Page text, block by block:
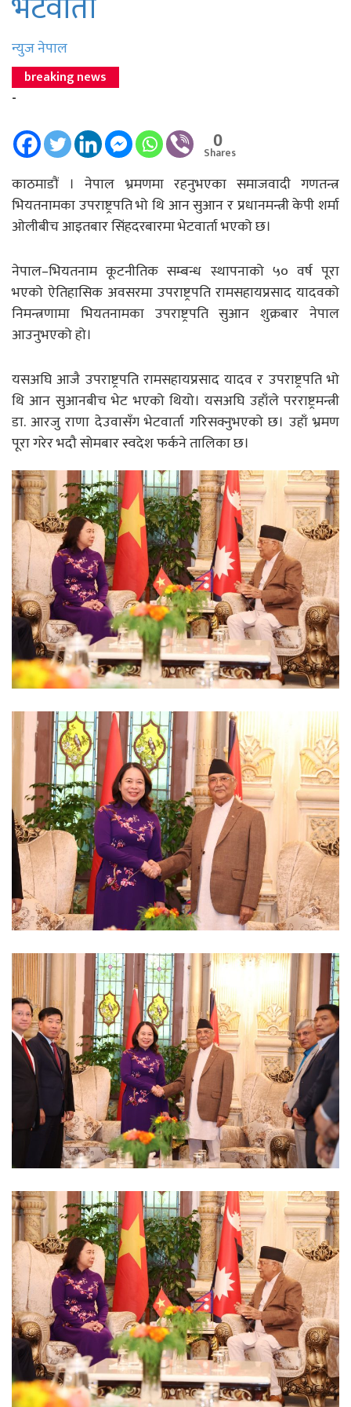
न्युज नेपाल
breaking news
-
0
Shares
काठमाडाैं । नेपाल भ्रमणमा रहनुभएका समाजवादी गणतन्त्र
भियतनामका उपराष्ट्रपति भो थि आन सुआन र प्रधानमन्त्री केपी शर्मा
ओलीबीच आइतबार सिंहदरबारमा भेटवार्ता भएको छ।
नेपाल–भियतनाम कूटनीतिक सम्बन्ध स्थापनाको ५० वर्ष पूरा
भएको ऐतिहासिक अवसरमा उपराष्ट्रपति रामसहायप्रसाद यादवको
निमन्त्रणामा भियतनामका उपराष्ट्रपति सुआन शुक्रबार नेपाल
आउनुभएको हो।
यसअघि आजै उपराष्ट्रपति रामसहायप्रसाद यादव र उपराष्ट्रपति भो
थि आन सुआनबीच भेट भएको थियो। यसअघि उहाँले परराष्ट्रमन्त्री
डा. आरजु राणा देउवासँग भेटवार्ता गरिसक्नुभएको छ। उहाँ भ्रमण
पूरा गरेर भदौ सोमबार स्वदेश फर्कने तालिका छ।